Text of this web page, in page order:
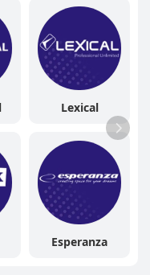
Lexical
Esperanza